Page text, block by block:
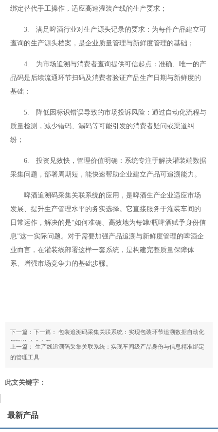
绑定替代手工操作，适应高速灌装产线的生产要求；
3. 满足啤酒行业对生产源头记录的要求：为每件产品建立可
查询的生产源头档案，是企业质量管理与新鲜度管理的基础；
4. 为市场追溯与消费者查询提供可信起点：准确、唯一的产
品码是后续流通环节扫码及消费者验证产品生产日期与新鲜度的
基础；
5. 降低因标识错误导致的市场投诉风险：通过自动化流程与
质量检测，减少错码、漏码等可能引发的消费者疑问或渠道纠
纷；
6. 投资见效快，管理价值明确：系统专注于解决灌装端数据
采集问题，部署周期短，能快速帮助企业建立产品可追溯能力。
啤酒追溯码采集关联系统的应用，是啤酒生产企业适应市场
发展、提升生产管理水平的务实选择。它直接服务于灌装车间的
日常运作，解决的是“如何准确、高效地为每罐/瓶啤酒赋予身份信
息”这一实际问题。对于需要加强产品追溯与新鲜度管理的啤酒企
业而言，在灌装线部署这样一套系统，是构建完整质量保障体
系、增强市场竞争力的基础步骤。
下一篇：下一篇：包装追溯码采集关联系统：实现包装环节追溯数据自动化
管理的技术方案
上一篇：生产线追溯码采集关联系统：实现车间级产品身份与信息精准绑定
的管理工具
此文关键字：
最新产品